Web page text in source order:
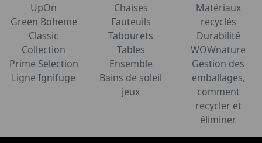
UpOn
Green Boheme
Classic
Collection
Prime Selection
Ligne Ignifuge
Chaises
Fauteuils
Tabourets
Tables
Ensemble
Bains de soleil
jeux
Matériaux
recyclés
Durabilité
WOWnature
Gestion des
emballages,
comment
recycler et
éliminer